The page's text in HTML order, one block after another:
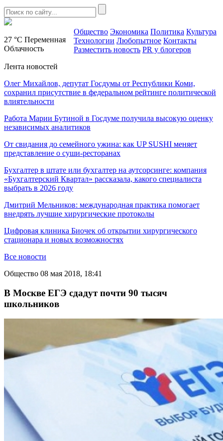
27 °C Переменная
Облачность
Общество Экономика Политика Культура
Технологии Любопытное Контакты
Разместить новость PR у блогеров
Лента новостей
Олег Михайлов, депутат Госдумы от Республики Коми,
сохранил присутствие в федеральном рейтинге политической
влиятельности
Работа Марии Бутиной в Госдуме получила высокую оценку
независимых аналитиков
От свидания до семейного ужина: как UP SUSHI меняет
представление о суши-ресторанах
Бухгалтер в штате или бухгалтер на аутсорсинге: компания
«Бухгалтерский Квартал» рассказала, какого специалиста
выбрать в 2026 году
Дмитрий Мельников: международная практика помогает
внедрять лучшие хирургические протоколы
Цифровая клиника Биочек об открытии хирургического
стационара и новых возможностях
Все новости
Общество 08 мая 2018, 18:41
В Москве ЕГЭ сдадут почти 90 тысяч
школьников